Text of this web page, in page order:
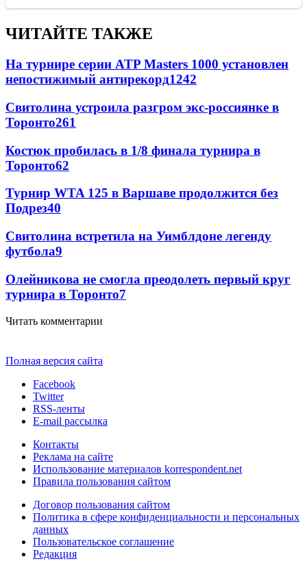
ЧИТАЙТЕ ТАКЖЕ
На турнире серии ATP Masters 1000 установлен
непостижимый антирекорд1242
Свитолина устроила разгром экс-россиянке в
Торонто261
Костюк пробилась в 1/8 финала турнира в
Торонто62
Турнир WTA 125 в Варшаве продолжится без
Подрез40
Свитолина встретила на Уимблдоне легенду
футбола9
Олейникова не смогла преодолеть первый круг
турнира в Торонто7
Читать комментарии
Полная версия сайта
Facebook
Twitter
RSS-ленты
E-mail рассылка
Контакты
Реклама на сайте
Использование материалов korrespondent.net
Правила пользования сайтом
Договор пользования сайтом
Политика в сфере конфиденциальности и персональных
данных
Пользовательское соглашение
Редакция